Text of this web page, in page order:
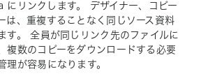
にリンクします。 デザイナー、コピー
は、重複することなく同じソース資料
す。 全員が同じリンク先のファイルに
複数のコピーをダウンロードする必要
理が容易になります。